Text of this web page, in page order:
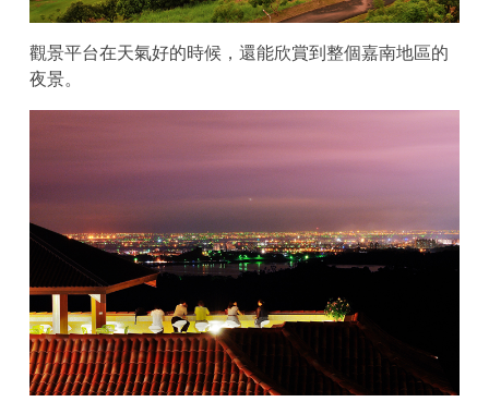
觀景平台在天氣好的時候，還能欣賞到整個嘉南地區的
夜景。